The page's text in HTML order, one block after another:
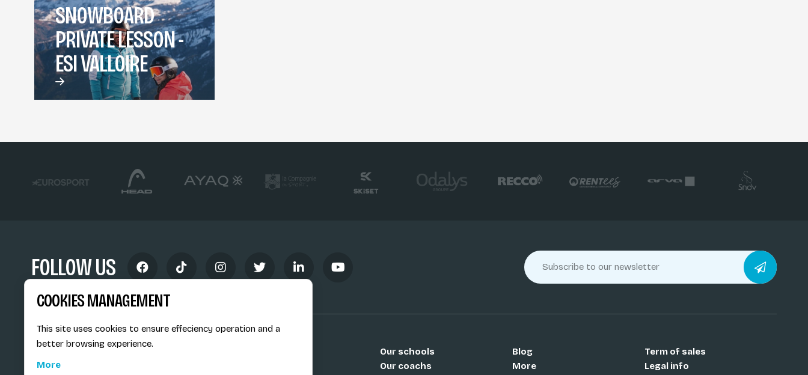
SNOWBOARD
PRIVATE LESSON -
ESI VALLOIRE
FOLLOW US
Our schools
Our coachs
Blog
More
Term of sales
Legal info
COOKIES MANAGEMENT
This site uses cookies to ensure effeciency operation and a
better browsing experience.
More